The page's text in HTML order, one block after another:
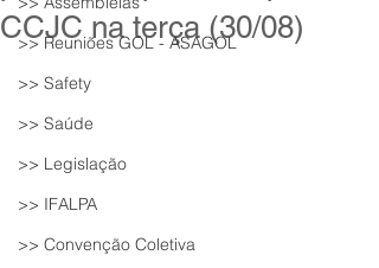
>> Reuniões GOL - ASAGOL
>> Safety
>> Saúde
>> Legislação
>> IFALPA
>> Convenção Coletiva
CCJC na terça (30/08)